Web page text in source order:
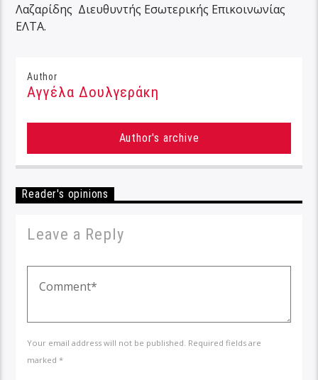
Λαζαρίδης Διευθυντής Εσωτερικής Επικοινωνίας
ΕΛΤΑ.
Author
Αγγέλα Δουλγεράκη
Author's archive
Reader's opinions
Leave a Reply
Your email address will not be published. Required fields are
marked *